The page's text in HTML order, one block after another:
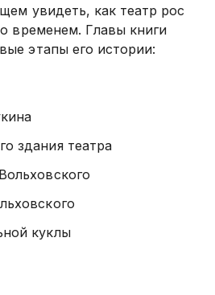
увидеть, как театр рос
временем. Главы книги
этапы его истории:
здания театра
куклы